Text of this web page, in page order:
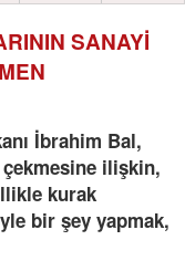
SANAYİ
İbrahim Bal,
çekmesine ilişkin,
kurak
bir şey yapmak,